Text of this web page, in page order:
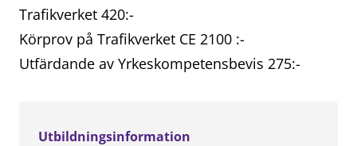
Trafikverket 420:-
Körprov på Trafikverket CE 2100 :-
Utfärdande av Yrkeskompetensbevis 275:-
Utbildningsinformation